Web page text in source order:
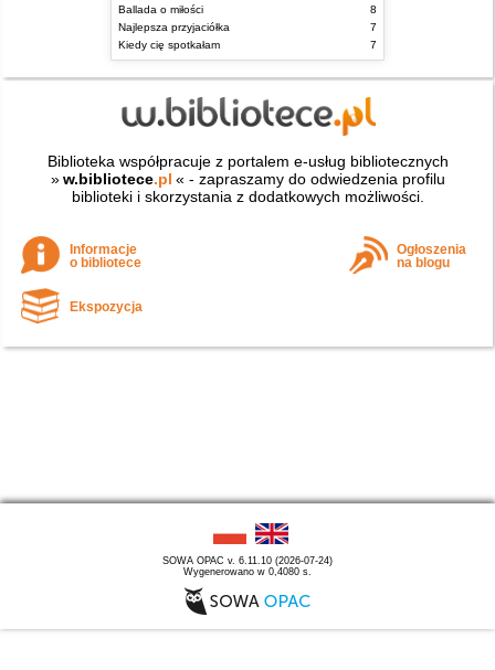
Ballada o miłości
8
Najlepsza przyjaciółka
7
Kiedy cię spotkałam
7
Biblioteka współpracuje z portalem e-usług bibliotecznych
» w.bibliotece.pl « - zapraszamy do odwiedzenia profilu
biblioteki i skorzystania z dodatkowych możliwości.
Informacje
o bibliotece
Ogłoszenia
na blogu
Ekspozycja
SOWA OPAC v. 6.11.10 (2026-07-24)
Wygenerowano w 0,4080 s.